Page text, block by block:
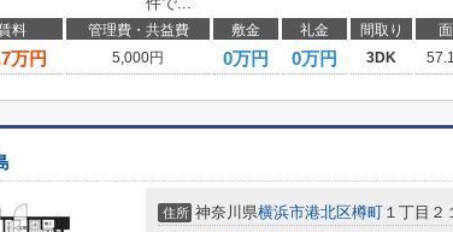
料 管理費・共益費 敷金 礼金 間取り
万円 5,000円 0万円 0万円 3DK
住所 神奈川県横浜市港北区樽町 １丁目２